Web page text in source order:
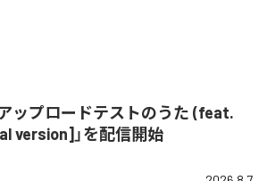
ップロードテストのうた (feat.
version]」を配信開始